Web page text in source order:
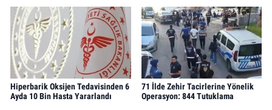
Hiperbarik Oksijen Tedavisinden 6
Ayda 10 Bin Hasta Yararlandı
71 İlde Zehir Tacirlerine Yönelik
Operasyon: 844 Tutuklama